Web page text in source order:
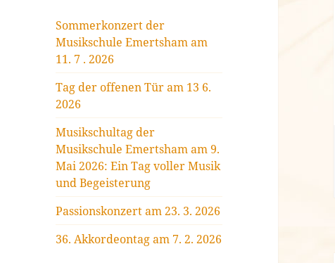
Sommerkonzert der
Musikschule Emertsham am
11. 7 . 2026
Tag der offenen Tür am 13 6.
2026
Musikschultag der
Musikschule Emertsham am 9.
Mai 2026: Ein Tag voller Musik
und Begeisterung
Passionskonzert am 23. 3. 2026
36. Akkordeontag am 7. 2. 2026